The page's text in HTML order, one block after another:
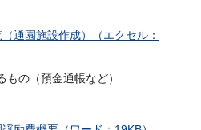
通園施設作成）（エクセル：
の（預金通帳など）